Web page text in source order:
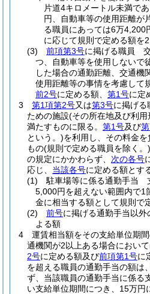
片道4キロメートル未満で
円、自動車等の使用距離が
る職員にあっては6万4,200
に応じて規則で定める額を
(3)
前項第3号に掲げる職員
つ、自動車等を使用しないで
した場合の通勤距離、交通機
使用距離等の事情を考慮して
前2号に定める額、 第1号に定
3
第1項第2号又は第3号に掲げる
ための施設(その所在地及び利
満たすものに限る。 第1号及び
という。)を利用し、その料金
もの(規則で定める職員を除く。)
の規定にかかわらず、 次の各号
応じ、 当該各号に定める額とす
(1)
駐車場等に係る通勤手当
5,000円を超えない範囲内で1
金に相当する額として規則で
(2)
前号に掲げる通勤手当以
よる額
4
運賃相当額をその支給単位期
通機関が2以上ある場合におい
2号に定める額及び前項第1号に
を超える職員の通勤手当の額は、
ず、当該職員の通勤手当に係る
い支給単位期間につき、15万円